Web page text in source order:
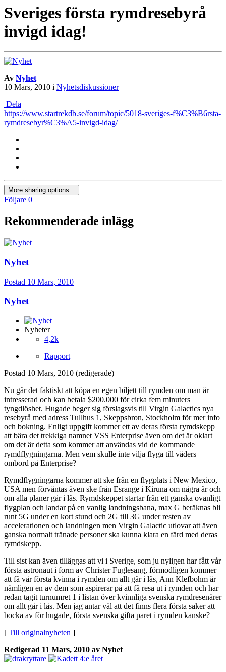
Sveriges första rymdresebyrå
invigd idag!
Av Nyhet
10 Mars, 2010 i Nyhetsdiskussioner
Dela
https://www.startrekdb.se/forum/topic/5018-sveriges-f%C3%B6rsta-
rymdresebyr%C3%A5-invigd-idag/
More sharing options...
Följare 0
Rekommenderade inlägg
Nyhet
Postad 10 Mars, 2010
Nyhet
Nyheter
4,2k
Rapport
Postad 10 Mars, 2010 (redigerade)
Nu går det faktiskt att köpa en egen biljett till rymden om man är
intresserad och kan betala $200.000 för cirka fem minuters
tyngdlöshet. Hugade beger sig förslagsvis till Virgin Galactics nya
resebyrå med adress Tullhus 1, Skeppsbron, Stockholm för mer info
och bokning. Enligt uppgift kommer ett av deras första rymdskepp
att bära det trekkiga namnet VSS Enterprise även om det är oklart
om det är detta som kommer att användas vid de kommande
rymdflygningarna. Men vem skulle inte vilja flyga till väders
ombord på Enterprise?
Rymdflygningarna kommer att ske från en flygplats i New Mexico,
USA men förväntas även ske från Esrange i Kiruna om några år och
om alla planer går i lås. Rymdskeppet startar från ett ganska ovanligt
flygplan och landar på en vanlig landningsbana, max G beräknas bli
runt 5G under en kort stund och 2G till 3G under resten av
accelerationen och landningen men Virgin Galactic utlovar att även
ganska normalt tränade personer ska kunna klara en färd med deras
rymdskepp.
Till sist kan även tilläggas att vi i Sverige, som ju nyligen har fått vår
första astronaut i form av Christer Fuglesang, förmodligen kommer
att få vår första kvinna i rymden om allt går i lås, Ann Klefbohm är
nämligen en av dem som aspirerar på att få resa ut i rymden och har
redan tagit turnumret 1 i listan över kvinnliga svenska rymdresenärer
om allt går i lås. Men jag antar väl att det finns flera första saker att
bocka av för hugade, första svenska gifta paret i rymden kanske?
[ Till originalnyheten ]
Redigerad 11 Mars, 2010 av Nyhet